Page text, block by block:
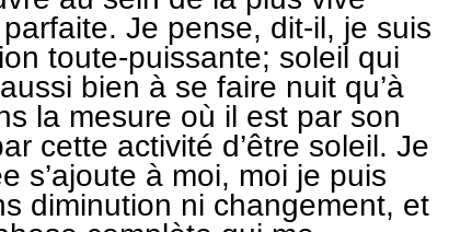
Je pense, dit-il, je suis
toute-puissante; soleil qui
bien à se faire nuit qu’à
la mesure où il est par son
cette activité d’être soleil. Je
s’ajoute à moi, moi je puis
diminution ni changement, et